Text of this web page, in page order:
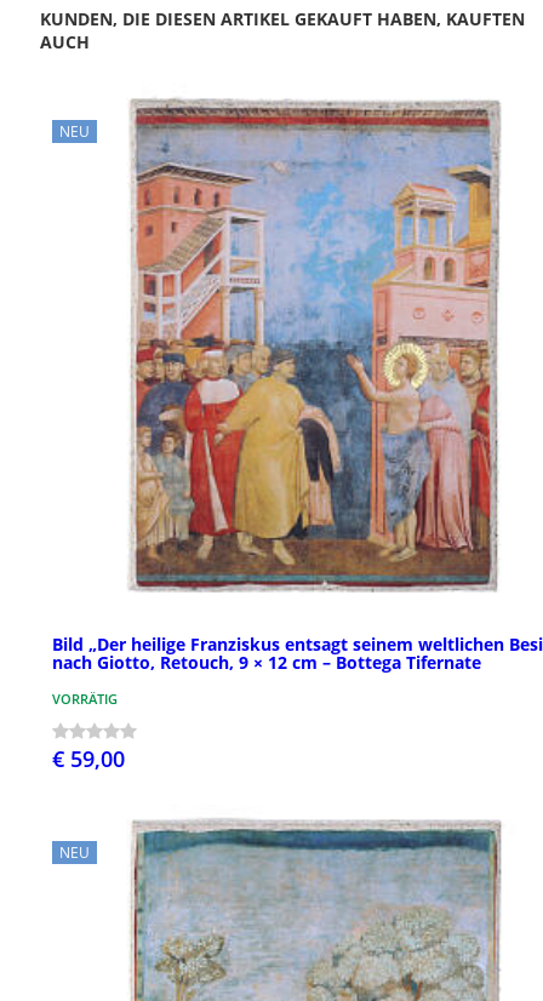
KUNDEN, DIE DIESEN ARTIKEL GEKAUFT HABEN, KAUFTEN
AUCH
NEU
Bild „Der heilige Franziskus entsagt seinem weltlichen
nach Giotto, Retouch, 9 × 12 cm – Bottega Tifernate
VORRÄTIG
€ 59,00
NEU